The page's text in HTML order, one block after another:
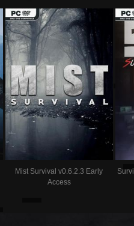
Mist Survival v0.6.2.3 Early
Access